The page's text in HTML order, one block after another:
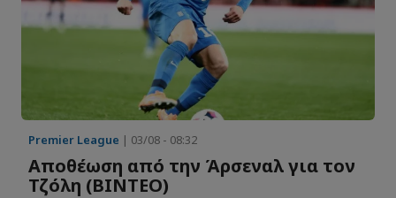
Premier League | 03/08 - 08:32
Αποθέωση από την Άρσεναλ για τον
Τζόλη (ΒΙΝΤΕΟ)